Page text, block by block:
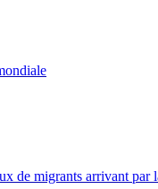
de migrants arrivant par